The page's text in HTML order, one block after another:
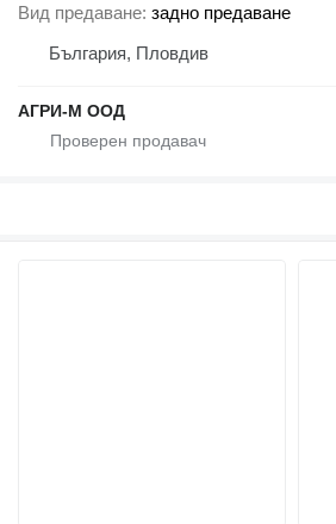
Вид предаване задно предаване
България, Пловдив
АГРИ-М ООД